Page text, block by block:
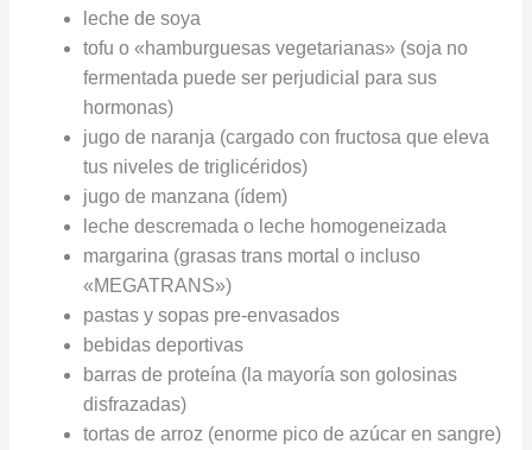
leche de soya
tofu o «hamburguesas vegetarianas» (soja no
fermentada puede ser perjudicial para sus
hormonas)
jugo de naranja (cargado con fructosa que eleva
tus niveles de triglicéridos)
jugo de manzana (ídem)
leche descremada o leche homogeneizada
margarina (grasas trans mortal o incluso
«MEGATRANS»)
pastas y sopas pre-envasados
bebidas deportivas
barras de proteína (la mayoría son golosinas
disfrazadas)
tortas de arroz (enorme pico de azúcar en sangre)